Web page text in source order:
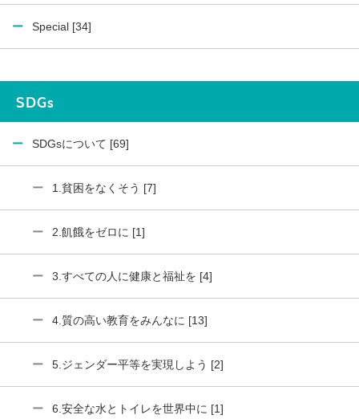
Special [34]
SDGs
SDGsについて [69]
1.貧困をなくそう [7]
2.飢餓をゼロに [1]
3.すべての人に健康と福祉を [4]
4.質の高い教育をみんなに [13]
5.ジェンダー平等を実現しよう [2]
6.安全な水とトイレを世界中に [1]